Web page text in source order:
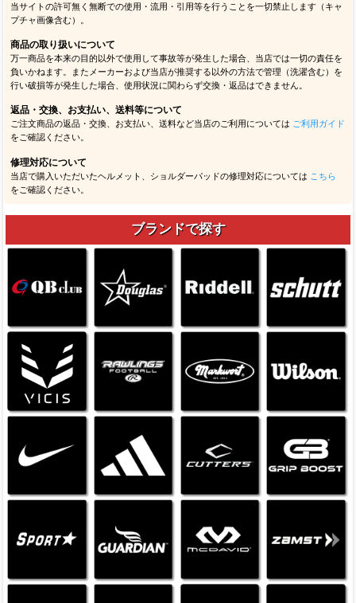
当サイトの許可無く無断での使用・流用・引用等を行うことを一切禁止します（キャ
プチャ画像含む）。
商品の取り扱いについて
万一商品を本来の目的以外で使用して事故等が発生した場合、当店では一切の責任を
負いかねます。またメーカーおよび当店が推奨する以外の方法で管理（洗濯含む）を
行い破損等が発生した場合、使用状況に関わらず交換・返品はできません。
返品・交換、お支払い、送料等について
ご注文商品の返品・交換、お支払い、送料など当店のご利用については ご利用ガイド
をご確認ください。
修理対応について
当店で購入いただいたヘルメット、ショルダーパッドの修理対応については こちら
をご確認ください。
ブランドで探す